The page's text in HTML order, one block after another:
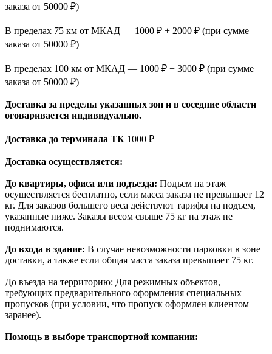
заказа от 50000 ₽)
В пределах 75 км от МКАД — 1000 ₽ + 2000 ₽ (при сумме
заказа от 50000 ₽)
В пределах 100 км от МКАД — 1000 ₽ + 3000 ₽ (при сумме
заказа от 50000 ₽)
Доставка за пределы указанных зон и в соседние области
оговаривается индивидуально.
Доставка до терминала ТК 1000 ₽
Доставка осуществляется:
До квартиры, офиса или подъезда: Подъем на этаж
осуществляется бесплатно, если масса заказа не превышает 12
кг. Для заказов большего веса действуют тарифы на подъем,
указанные ниже. Заказы весом свыше 75 кг на этаж не
поднимаются.
До входа в здание: В случае невозможности парковки в зоне
доставки, а также если общая масса заказа превышает 75 кг.
До въезда на территорию: Для режимных объектов,
требующих предварительного оформления специальных
пропусков (при условии, что пропуск оформлен клиентом
заранее).
Помощь в выборе транспортной компании: